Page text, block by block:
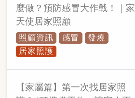
麼做？預防感冒大作戰！｜家
天使居家照顧
照顧資訊 感冒
發燒
居家照護
【家屬篇】第一次找居家照